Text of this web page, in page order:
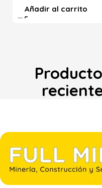
Añadir al carrito